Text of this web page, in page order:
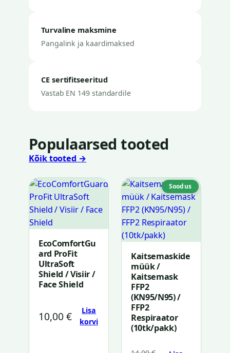
Turvaline maksmine
Pangalink ja kaardimaksed
CE sertifitseeritud
Vastab EN 149 standardile
Populaarsed tooted
Kõik tooted →
EcoComfortGu
ard ProFit
UltraSoft
Shield / Visiir /
Face Shield
10,00€
Lisa
korvi
Soodus
toode
Kaitsemaskide
müük /
Kaitsemask
FFP2
(KN95/N95) /
FFP2
Respiraator
(10tk/pakk)